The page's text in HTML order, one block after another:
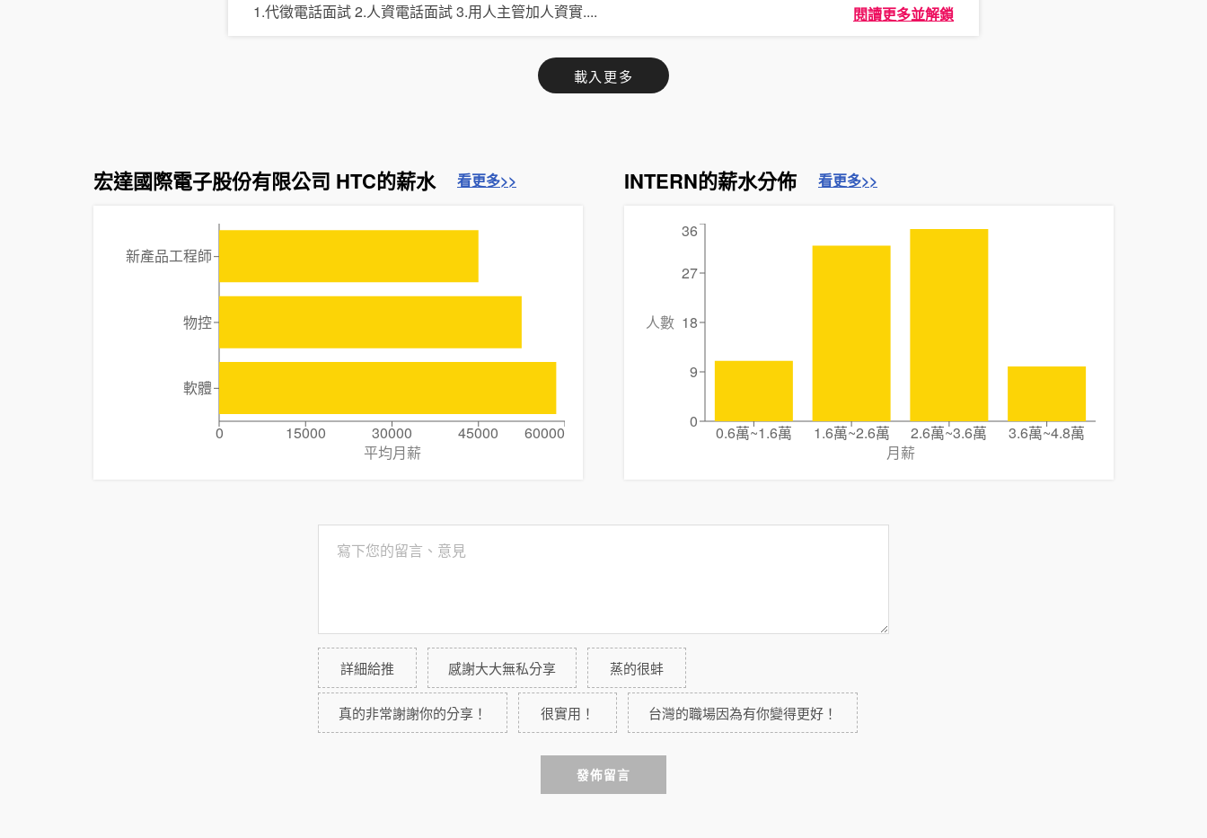
1.代徵電話面試 2.人資電話面試 3.用人主管加人資實.... 閱讀更多並解鎖
載入更多
宏達國際電子股份有限公司 HTC的薪水 看更多>>
0 15000 30000 45000
60000
平均月薪
新產品工程師
物控
軟體
INTERN的薪水分佈 看更多>>
0.6萬~1.6萬 1.6萬~2.6萬 2.6萬~3.6萬
3.6萬~4.8萬
月薪
0
9
18
27
36
人數
詳細給推 感謝大大無私分享 蒸的很蚌
真的非常謝謝你的分享！ 很實用！ 台灣的職場因為有你變得更好！
發佈留言